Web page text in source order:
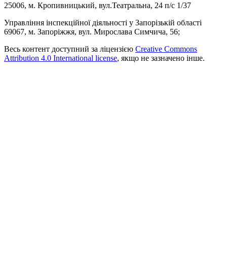
25006, м. Кропивницький, вул.Театральна, 24 п/с 1/37
Управління інспекційної діяльності у Запорізькій області
69067, м. Запоріжжя, вул. Мирослава Симчича, 56;
Весь контент доступний за ліцензією Creative Commons
Attribution 4.0 International license, якщо не зазначено інше.